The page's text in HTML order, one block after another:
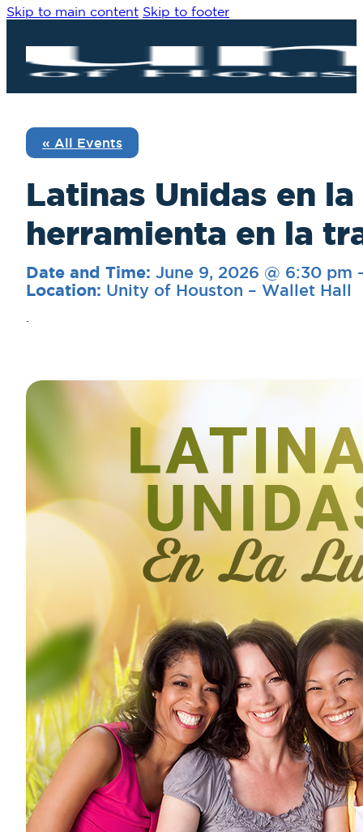
Skip to main content Skip to footer
« All Events
Latinas Unidas en
herramienta en la
Date and Time: June 9, 2026 @ 6:30 pm
Location: Unity of Houston – Wallet Hall
.